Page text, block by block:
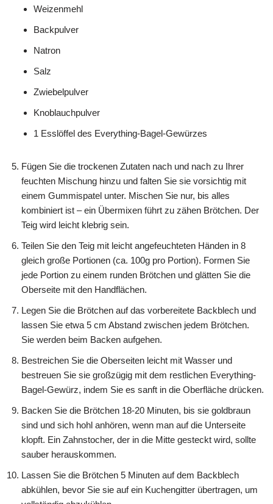
Weizenmehl
Backpulver
Natron
Salz
Zwiebelpulver
Knoblauchpulver
1 Esslöffel des Everything-Bagel-Gewürzes
Fügen Sie die trockenen Zutaten nach und nach zu Ihrer
feuchten Mischung hinzu und falten Sie sie vorsichtig mit
einem Gummispatel unter. Mischen Sie nur, bis alles
kombiniert ist – ein Übermixen führt zu zähen Brötchen. Der
Teig wird leicht klebrig sein.
Teilen Sie den Teig mit leicht angefeuchteten Händen in 8
gleich große Portionen (ca. 100g pro Portion). Formen Sie
jede Portion zu einem runden Brötchen und glätten Sie die
Oberseite mit den Handflächen.
Legen Sie die Brötchen auf das vorbereitete Backblech und
lassen Sie etwa 5 cm Abstand zwischen jedem Brötchen.
Sie werden beim Backen aufgehen.
Bestreichen Sie die Oberseiten leicht mit Wasser und
bestreuen Sie sie großzügig mit dem restlichen Everything-
Bagel-Gewürz, indem Sie es sanft in die Oberfläche drücken.
Backen Sie die Brötchen 18-20 Minuten, bis sie goldbraun
sind und sich hohl anhören, wenn man auf die Unterseite
klopft. Ein Zahnstocher, der in die Mitte gesteckt wird, sollte
sauber herauskommen.
Lassen Sie die Brötchen 5 Minuten auf dem Backblech
abkühlen, bevor Sie sie auf ein Kuchengitter übertragen, um